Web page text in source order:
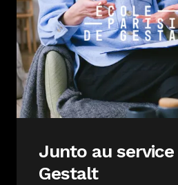
Junto au service
Gestalt